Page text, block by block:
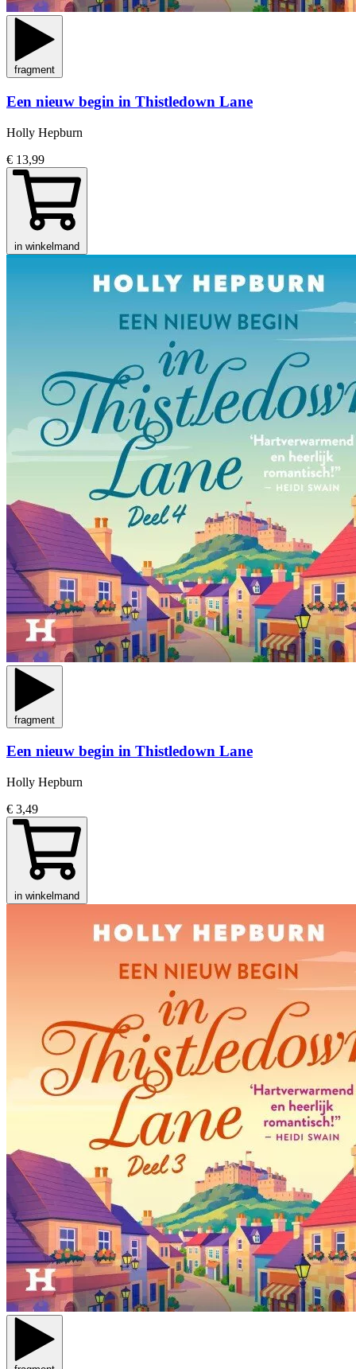
fragment
Een nieuw begin in Thistledown Lane
Holly Hepburn
€ 13,99
in winkelmand
fragment
Een nieuw begin in Thistledown Lane
Holly Hepburn
€ 3,49
in winkelmand